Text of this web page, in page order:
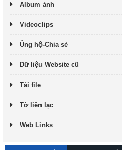
Album ảnh
Videoclips
Ủng hộ-Chia sẻ
Dữ liệu Website cũ
Tải file
Tờ liên lạc
Web Links